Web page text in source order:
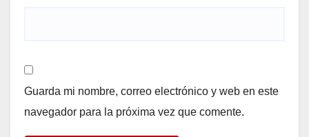
Guarda mi nombre, correo electrónico y web en este
navegador para la próxima vez que comente.